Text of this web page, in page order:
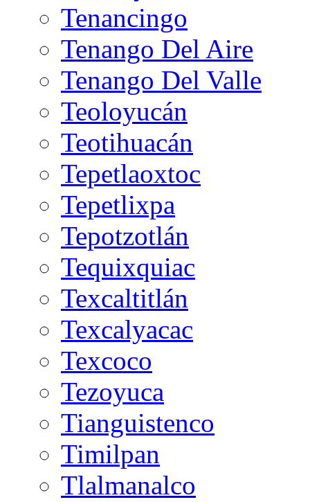
Tenancingo
Tenango Del Aire
Tenango Del Valle
Teoloyucán
Teotihuacán
Tepetlaoxtoc
Tepetlixpa
Tepotzotlán
Tequixquiac
Texcaltitlán
Texcalyacac
Texcoco
Tezoyuca
Tianguistenco
Timilpan
Tlalmanalco